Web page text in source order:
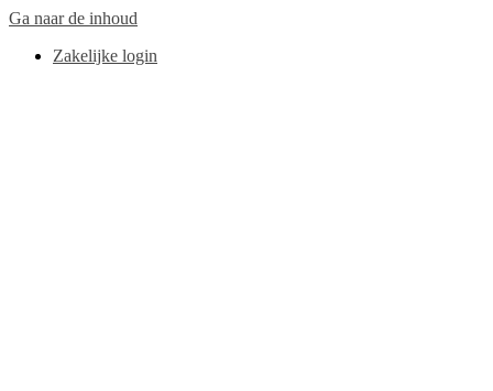
Ga naar de inhoud
Zakelijke login